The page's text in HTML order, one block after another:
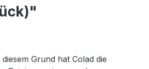
Grund hat Colad die